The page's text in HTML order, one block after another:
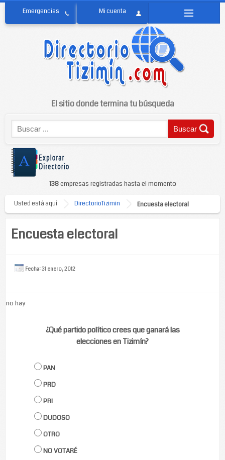
El sitio donde termina tu búsqueda
138empresas registradas hasta el momento
Usted está aquí DirectorioTizimin Encuesta electoral
Encuesta electoral
Fecha: 31 enero, 2012
no hay
¿Qué partido político crees que ganará las
elecciones en Tizimín?
PAN
PRD
PRI
DUDOSO
OTRO
NO VOTARÉ